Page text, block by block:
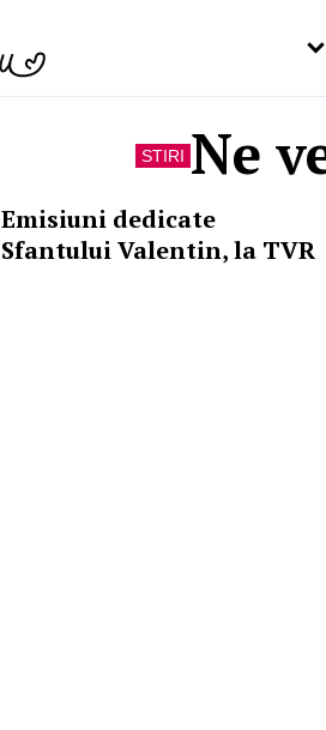
Ne
STIRI
Emisiuni dedicate
Sfantului Valentin, la TVR